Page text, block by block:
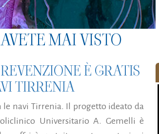
MAI VISTO
È GRATIS
TIRRENIA
le navi Tirrenia. Il progetto ideato da
Universitario A. Gemelli è